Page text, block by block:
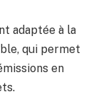
adaptée à la
qui permet
en